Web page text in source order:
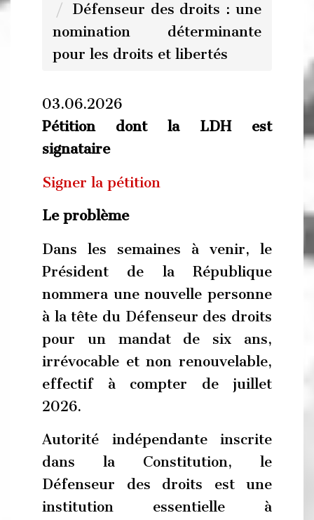
Défenseur des droits : une
nomination déterminante
pour les droits et libertés
03.06.2026
Pétition dont la LDH est
signataire
Signer la pétition
Le problème
Dans les semaines à venir, le
Président de la République
nommera une nouvelle personne
à la tête du Défenseur des droits
pour un mandat de six ans,
irrévocable et non renouvelable,
effectif à compter de juillet
2026.
Autorité indépendante inscrite
dans la Constitution, le
Défenseur des droits est une
institution essentielle à